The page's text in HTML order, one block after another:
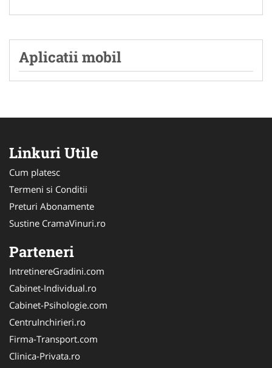
Aplicatii mobil
Linkuri Utile
Cum platesc
Termeni si Conditii
Preturi Abonamente
Sustine CramaVinuri.ro
Parteneri
IntretinereGradini.com
Cabinet-Individual.ro
Cabinet-Psihologie.com
CentruInchirieri.ro
Firma-Transport.com
Clinica-Privata.ro